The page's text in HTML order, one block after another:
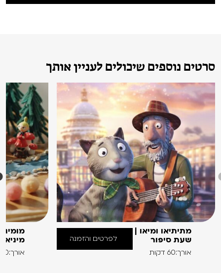
סרטים נוספים שיכולים לעניין אותך
מתיתיאו ומיאו |
שעת סיפור
אורך:60 דקות
לפרטים והזמנה
אורך:60 דקות